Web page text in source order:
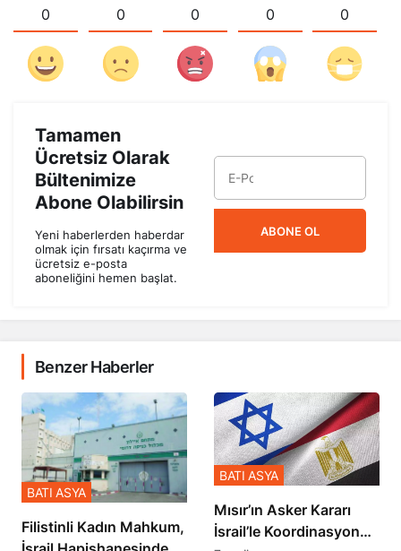
0 0 0 0 0
Tamamen
Ücretsiz Olarak
Bültenimize
Abone Olabilirsin
Yeni haberlerden haberdar
olmak için fırsatı kaçırma ve
ücretsiz e-posta
aboneliğini hemen başlat.
ABONE OL
Benzer Haberler
Filistinli Kadın Mahkum,
BATI ASYA
Mısır’ın Asker Kararı
İsrail’le Koordinasyon
BATI ASYA